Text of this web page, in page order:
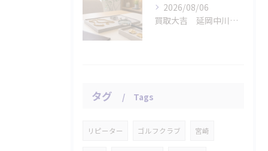
2026/08/06
買取大吉 延岡中川原店の店長が急がせない査定
タグ Tags
リピーター ゴルフクラブ 宮崎